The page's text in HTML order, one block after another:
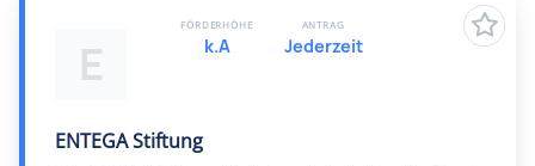
E
ENTEGA Stiftung
FÖRDERHÖHE
k.A
ANTRAG
Jederzeit